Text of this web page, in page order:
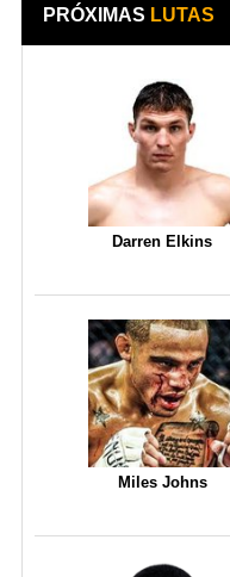
PRÓXIMAS LUTAS
Darren Elkins
Miles Johns